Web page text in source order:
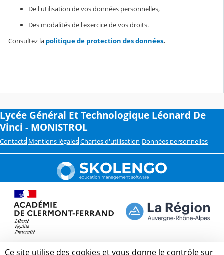
De l'utilisation de vos données personnelles,
Des modalités de l'exercice de vos droits.
Consultez la politique de protection des données.
Lycée Général Et Technologique Léonard De
Vinci - MONISTROL
Contacts Mentions légales Chartes d'utilisation Données personnelles
Ce site utilise des cookies et vous donne le contrôle sur